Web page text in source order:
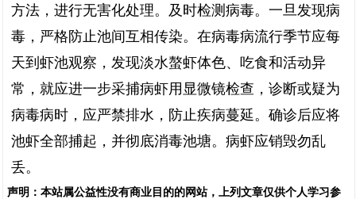
方法，进行无害化处理。及时检测病毒。一旦发现病
毒，严格防止池间互相传染。在病毒病流行季节应每
天到虾池观察，发现淡水螯虾体色、吃食和活动异
常，就应进一步采捕病虾用显微镜检查，诊断或疑为
病毒病时，应严禁排水，防止疾病蔓延。确诊后应将
池虾全部捕起，并彻底消毒池塘。病虾应销毁勿乱
丢。
声明： 本站属公益性没有商业目的的网站，上列文章仅供个人学习参